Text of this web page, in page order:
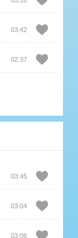
03:42
02:37
03:45
03:04
03:06